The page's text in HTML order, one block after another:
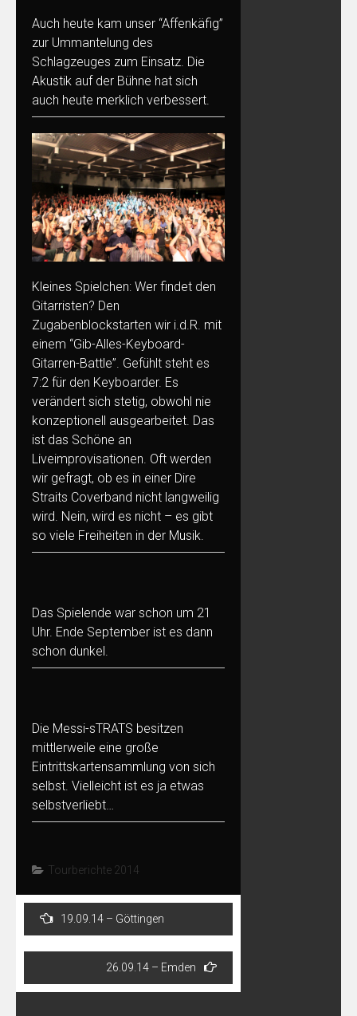
Auch heute kam unser “Affenkäfig”
zur Ummantelung des
Schlagzeuges zum Einsatz. Die
Akustik auf der Bühne hat sich
auch heute merklich verbessert.
Kleines Spielchen: Wer findet den
Gitarristen? Den
Zugabenblockstarten wir i.d.R. mit
einem “Gib-Alles-Keyboard-
Gitarren-Battle”. Gefühlt steht es
7:2 für den Keyboarder. Es
verändert sich stetig, obwohl nie
konzeptionell ausgearbeitet. Das
ist das Schöne an
Liveimprovisationen. Oft werden
wir gefragt, ob es in einer Dire
Straits Coverband nicht langweilig
wird. Nein, wird es nicht – es gibt
so viele Freiheiten in der Musik.
Das Spielende war schon um 21
Uhr. Ende September ist es dann
schon dunkel.
Die Messi-sTRATS besitzen
mittlerweile eine große
Eintrittskartensammlung von sich
selbst. Vielleicht ist es ja etwas
selbstverliebt…
Tourberichte 2014
Post
navigation
19.09.14 – Göttingen
26.09.14 – Emden